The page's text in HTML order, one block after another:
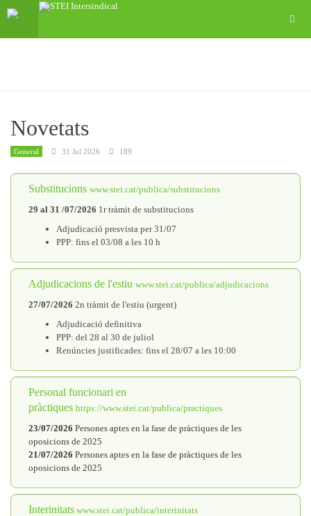
Novetats
General 31 Jul 2026 189
Substitucions www.stei.cat/publica/substitucions
29 al 31 /07/2026 1r tràmit de substitucions
Adjudicació presvista per 31/07
PPP: fins el 03/08 a les 10 h
Adjudicacions de l'estiu www.stei.cat/publica/adjudicacions
27/07/2026 2n tràmit de l'estiu (urgent)
Adjudicació definitiva
PPP: del 28 al 30 de juliol
Renúncies justificades: fins el 28/07 a les 10:00
Personal funcionari en
pràctiques https://www.stei.cat/publica/practiques
23/07/2026 Persones aptes en la fase de pràctiques de les
oposicions de 2025
21/07/2026 Persones aptes en la fase de pràctiques de les
oposicions de 2025
Interinitats www.stei.cat/publica/interinitats